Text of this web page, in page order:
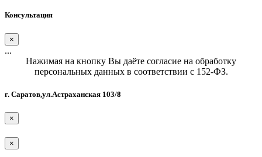
Консультация
×
...
Нажимая на кнопку Вы даёте согласие на обработку
персональных данных в соответствии с 152-ФЗ.
г. Саратов,ул.Астраханская 103/8
×
×